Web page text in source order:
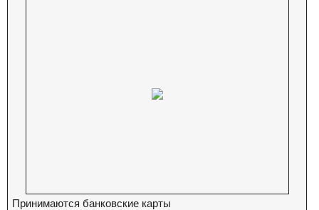
Принимаются банковские карты